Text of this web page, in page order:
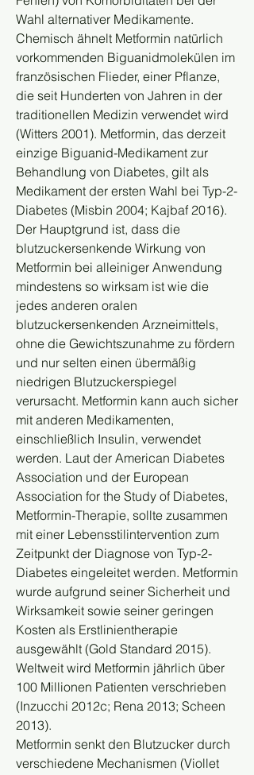
Wahl alternativer Medikamente.
Chemisch ähnelt Metformin natürlich
vorkommenden Biguanidmolekülen im
französischen Flieder, einer Pflanze,
die seit Hunderten von Jahren in der
traditionellen Medizin verwendet wird
(Witters 2001). Metformin, das derzeit
einzige Biguanid-Medikament zur
Behandlung von Diabetes, gilt als
Medikament der ersten Wahl bei Typ-2-
Diabetes (Misbin 2004; Kajbaf 2016).
Der Hauptgrund ist, dass die
blutzuckersenkende Wirkung von
Metformin bei alleiniger Anwendung
mindestens so wirksam ist wie die
jedes anderen oralen
blutzuckersenkenden Arzneimittels,
ohne die Gewichtszunahme zu fördern
und nur selten einen übermäßig
niedrigen Blutzuckerspiegel
verursacht. Metformin kann auch sicher
mit anderen Medikamenten,
einschließlich Insulin, verwendet
werden. Laut der American Diabetes
Association und der European
Association for the Study of Diabetes,
Metformin-Therapie, sollte zusammen
mit einer Lebensstilintervention zum
Zeitpunkt der Diagnose von Typ-2-
Diabetes eingeleitet werden. Metformin
wurde aufgrund seiner Sicherheit und
Wirksamkeit sowie seiner geringen
Kosten als Erstlinientherapie
ausgewählt (Gold Standard 2015).
Weltweit wird Metformin jährlich über
100 Millionen Patienten verschrieben
(Inzucchi 2012c; Rena 2013; Scheen
2013).
Metformin senkt den Blutzucker durch
verschiedene Mechanismen (Viollet